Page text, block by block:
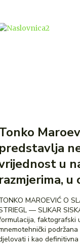
predstavlja
u
razmjerima, u
MAROEVIĆ O
— SLIKAR
faktografski
i kao definitivna